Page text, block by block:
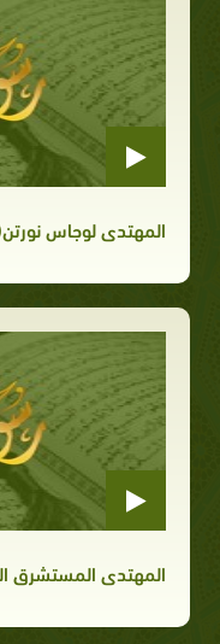
المهتدى لوجاس
المهتدى المستشرق